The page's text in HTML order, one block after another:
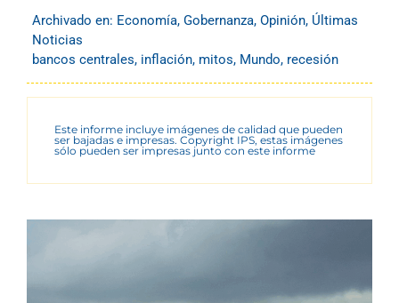
Archivado en: Economía, Gobernanza, Opinión, Últimas
Noticias
bancos centrales, inflación, mitos, Mundo, recesión
Este informe incluye imágenes de calidad que pueden
ser bajadas e impresas. Copyright IPS, estas imágenes
sólo pueden ser impresas junto con este informe